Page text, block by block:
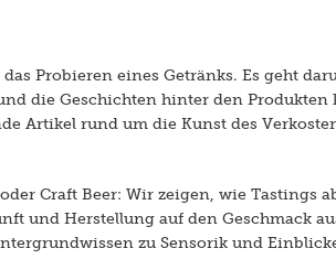
Probieren eines Getränks. Es geht
die Geschichten hinter den
Artikel rund um die Kunst des
Craft Beer: Wir zeigen, wie Tastings
und Herstellung auf den Geschmack
zu Sensorik und